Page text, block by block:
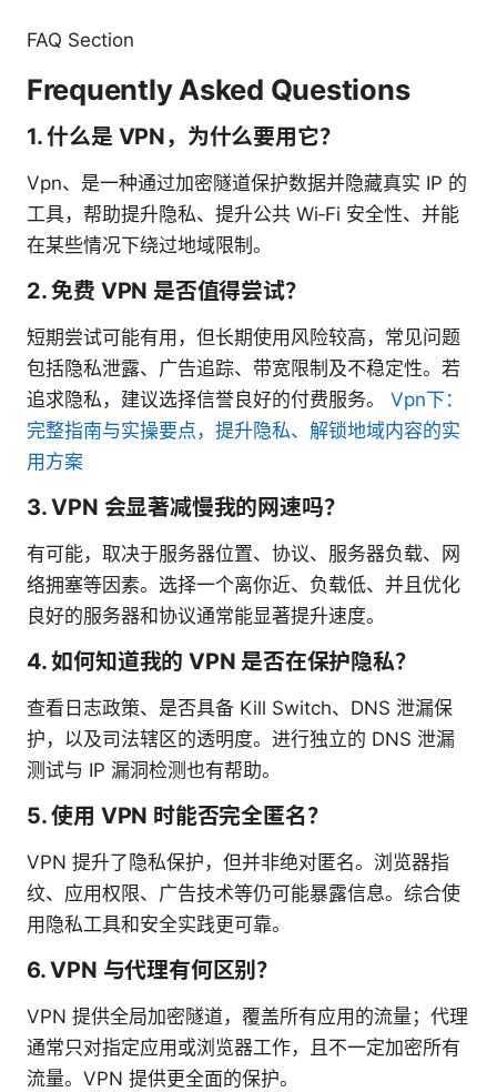
FAQ Section
Frequently Asked Questions
1. 什么是 VPN，为什么要用它？
Vpn、是一种通过加密隧道保护数据并隐藏真实 IP 的
工具，帮助提升隐私、提升公共 Wi‑Fi 安全性、并能
在某些情况下绕过地域限制。
2. 免费 VPN 是否值得尝试？
短期尝试可能有用，但长期使用风险较高，常见问题
包括隐私泄露、广告追踪、带宽限制及不稳定性。若
追求隐私，建议选择信誉良好的付费服务。 Vpn下：
完整指南与实操要点，提升隐私、解锁地域内容的实
用方案
3. VPN 会显著减慢我的网速吗？
有可能，取决于服务器位置、协议、服务器负载、网
络拥塞等因素。选择一个离你近、负载低、并且优化
良好的服务器和协议通常能显著提升速度。
4. 如何知道我的 VPN 是否在保护隐私？
查看日志政策、是否具备 Kill Switch、DNS 泄漏保
护，以及司法辖区的透明度。进行独立的 DNS 泄漏
测试与 IP 漏洞检测也有帮助。
5. 使用 VPN 时能否完全匿名？
VPN 提升了隐私保护，但并非绝对匿名。浏览器指
纹、应用权限、广告技术等仍可能暴露信息。综合使
用隐私工具和安全实践更可靠。
6. VPN 与代理有何区别？
VPN 提供全局加密隧道，覆盖所有应用的流量；代理
通常只对指定应用或浏览器工作，且不一定加密所有
流量。VPN 提供更全面的保护。